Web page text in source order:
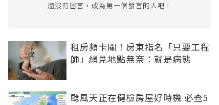
還沒有留言，成為第一個發言的人吧！
租房頻卡關！房東指名「只要工程
師」網見地點無奈：就是病態
颱風天正在健檢房屋好時機 必查5